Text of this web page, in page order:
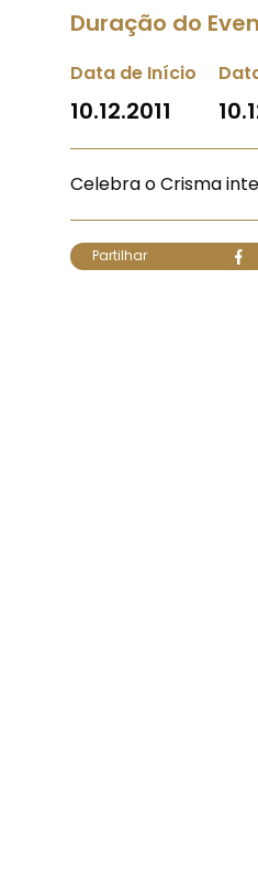
Duração do
Data de Início
10.12.2011
Celebra o Crisma
Partilhar